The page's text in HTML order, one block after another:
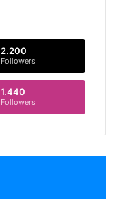
2.200
Followers
1.440
Followers